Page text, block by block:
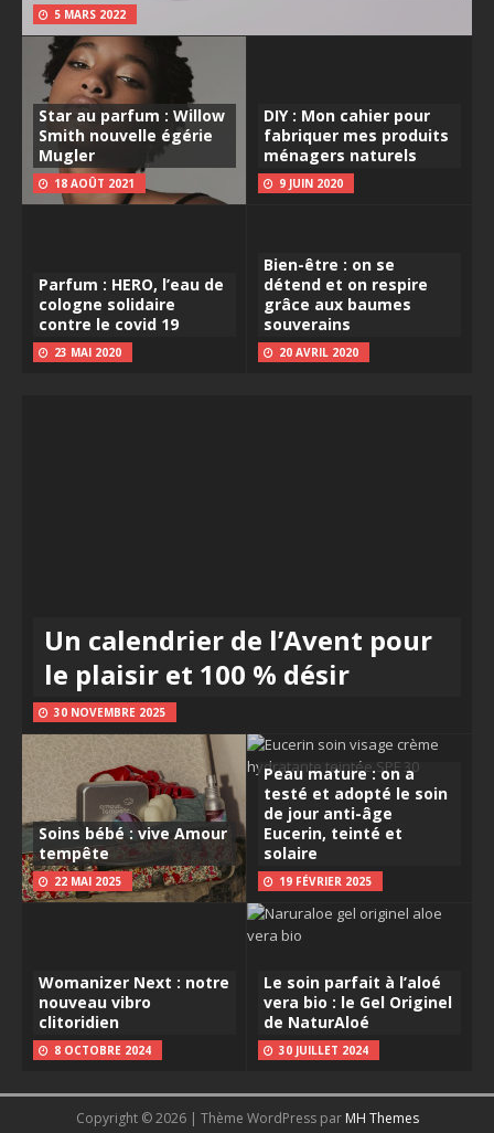
5 MARS 2022
Star au parfum : Willow
Smith nouvelle égérie
Mugler
18 AOÛT 2021
DIY : Mon cahier pour
fabriquer mes produits
ménagers naturels
9 JUIN 2020
Parfum : HERO, l’eau de
cologne solidaire
contre le covid 19
23 MAI 2020
Bien-être : on se
détend et on respire
grâce aux baumes
souverains
20 AVRIL 2020
Un calendrier de l’Avent pour
le plaisir et 100 % désir
30 NOVEMBRE 2025
Soins bébé : vive Amour
tempête
22 MAI 2025
Peau mature : on a
testé et adopté le soin
de jour anti-âge
Eucerin, teinté et
solaire
19 FÉVRIER 2025
Womanizer Next : notre
nouveau vibro
clitoridien
8 OCTOBRE 2024
Le soin parfait à l’aloé
vera bio : le Gel Originel
de NaturAloé
30 JUILLET 2024
Copyright © 2026 | Thème WordPress par MH Themes